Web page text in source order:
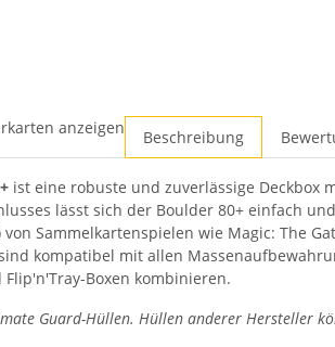
anzeigen Beschreibung
ist eine robuste und zuverlässige Deckbox
lässt sich der Boulder 80+ einfach
Sammelkartenspielen wie Magic: The
kompatibel mit allen
Boxen kombinieren.
Guard-Hüllen. Hüllen anderer Hersteller